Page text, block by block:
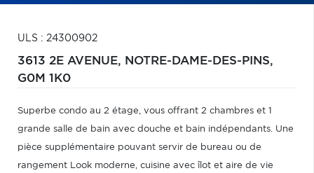
ULS : 24300902
3613 2E AVENUE, NOTRE-DAME-DES-PINS,
G0M 1K0
Superbe condo au 2 étage, vous offrant 2 chambres et 1
grande salle de bain avec douche et bain indépendants. Une
pièce supplémentaire pouvant servir de bureau ou de
rangement Look moderne, cuisine avec îlot et aire de vie